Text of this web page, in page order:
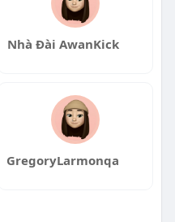
Nhà Đài AwanKick
GregoryLarmonqa